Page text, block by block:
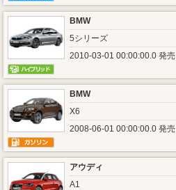
BMW
5シリーズ
2010-03-01 00:00:00.0 発売
BMW
X6
2008-06-01 00:00:00.0 発売
アウディ
A1